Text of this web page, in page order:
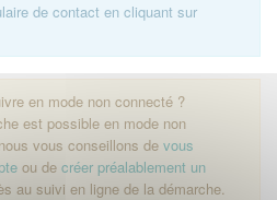
de contact en cliquant sur
en mode non connecté ?
est possible en mode non
vous conseillons de vous
ou de créer préalablement un
au suivi en ligne de la démarche.